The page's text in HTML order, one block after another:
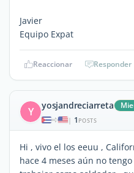
Javier
Equipo Expat
Reaccionar Responder
Y yosjandreciarreta
| 1 POSTS
Hi , vivo el los eeuu ,
hace 4 meses aún no